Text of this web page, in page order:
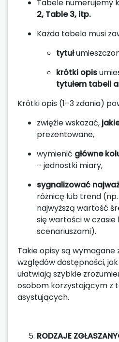
Tabele numerujemy
2, Table 3, itp.
Każda tabela musi
tytuł
krótki opis
tytułem tabeli
Krótki opis (1–3 zdania)
zwięźle wskazać,
prezentowane,
wymienić główne
– jednostki miary,
sygnalizować
różnicę lub trend
najwyższą wartość
się wartości w czasie
scenariuszami).
Takie opisy są wymagane
względów dostępności,
ułatwiają szybkie
osobom korzystającym z
asystujących.
RODZAJE